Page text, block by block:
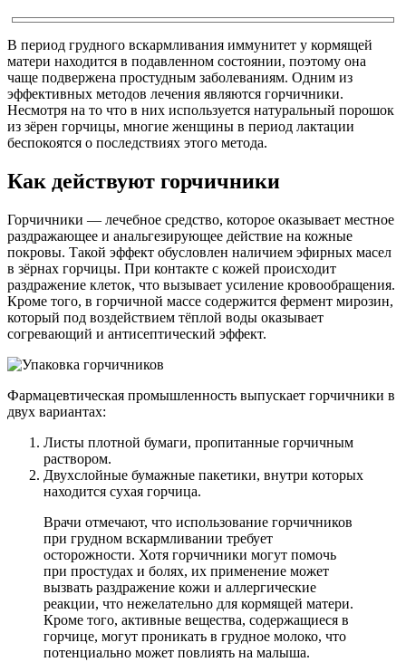
В период грудного вскармливания иммунитет у кормящей
матери находится в подавленном состоянии, поэтому она
чаще подвержена простудным заболеваниям. Одним из
эффективных методов лечения являются горчичники.
Несмотря на то что в них используется натуральный порошок
из зёрен горчицы, многие женщины в период лактации
беспокоятся о последствиях этого метода.
Как действуют горчичники
Горчичники — лечебное средство, которое оказывает местное
раздражающее и анальгезирующее действие на кожные
покровы. Такой эффект обусловлен наличием эфирных масел
в зёрнах горчицы. При контакте с кожей происходит
раздражение клеток, что вызывает усиление кровообращения.
Кроме того, в горчичной массе содержится фермент мирозин,
который под воздействием тёплой воды оказывает
согревающий и антисептический эффект.
Фармацевтическая промышленность выпускает горчичники в
двух вариантах:
Листы плотной бумаги, пропитанные горчичным
раствором.
Двухслойные бумажные пакетики, внутри которых
находится сухая горчица.
Врачи отмечают, что использование горчичников
при грудном вскармливании требует
осторожности. Хотя горчичники могут помочь
при простудах и болях, их применение может
вызвать раздражение кожи и аллергические
реакции, что нежелательно для кормящей матери.
Кроме того, активные вещества, содержащиеся в
горчице, могут проникать в грудное молоко, что
потенциально может повлиять на малыша.